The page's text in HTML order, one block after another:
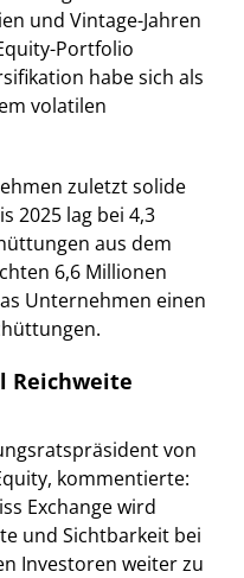
und Vintage-Jahren
Portfolio
habe sich als
volatilen
zuletzt solide
2025 lag bei 4,3
aus dem
6,6 Millionen
Unternehmen einen
Reichweite
von
kommentierte:
Exchange wird
und Sichtbarkeit bei
Investoren weiter zu